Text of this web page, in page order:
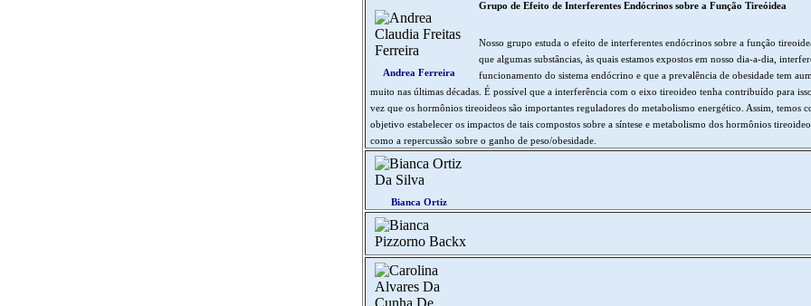
Andrea Ferreira
Grupo de Efeito de Interferentes Endócrinos sobre a Função Tireóidea
Nosso grupo estuda o efeito de interferentes endócrinos sobre a função
que algumas substâncias, às quais estamos expostos em nosso dia-a-dia,
funcionamento do sistema endócrino e que a prevalência de obesidade tem
muito nas últimas décadas. É possível que a interferência com o eixo tireoideo tenha contribuído para
vez que os hormônios tireoideos são importantes reguladores do metabolismo energético. Assim, temos
objetivo estabelecer os impactos de tais compostos sobre a síntese e metabolismo dos hormônios
como a repercussão sobre o ganho de peso/obesidade.
Bianca Ortiz